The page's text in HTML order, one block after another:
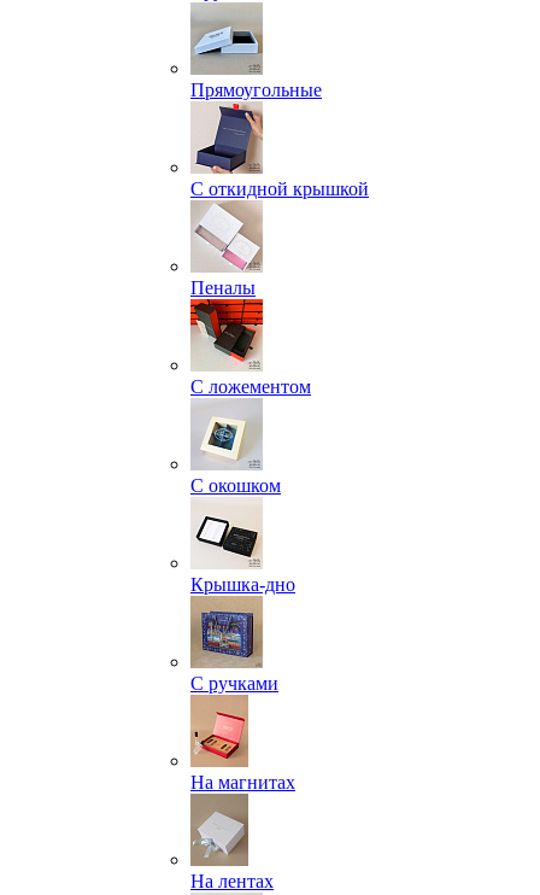
Прямоугольные
С откидной крышкой
Пеналы
С ложементом
С окошком
Крышка-дно
С ручками
На магнитах
На лентах